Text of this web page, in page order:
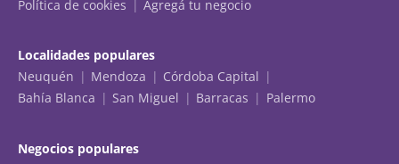
Política de cookies
Agregá tu negocio
Localidades populares
Neuquén
Mendoza
Córdoba Capital
Bahía Blanca
San Miguel Barracas Palermo
Negocios populares